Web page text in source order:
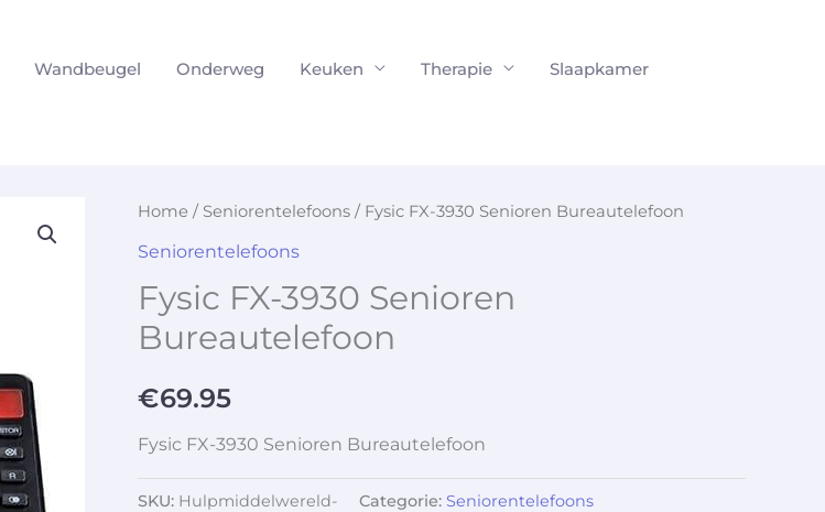
Wandbeugel Onderweg Keuken Therapie
Slaapkamer
Home / Seniorentelefoons / Fysic FX-3930 Senioren Bureautelefoon
Seniorentelefoons
Fysic FX-3930 Senioren
Bureautelefoon
€69.95
Fysic FX-3930 Senioren Bureautelefoon
SKU: Hulpmiddelwereld- Categorie: Seniorentelefoons